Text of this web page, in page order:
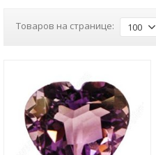
Товаров на странице: 100